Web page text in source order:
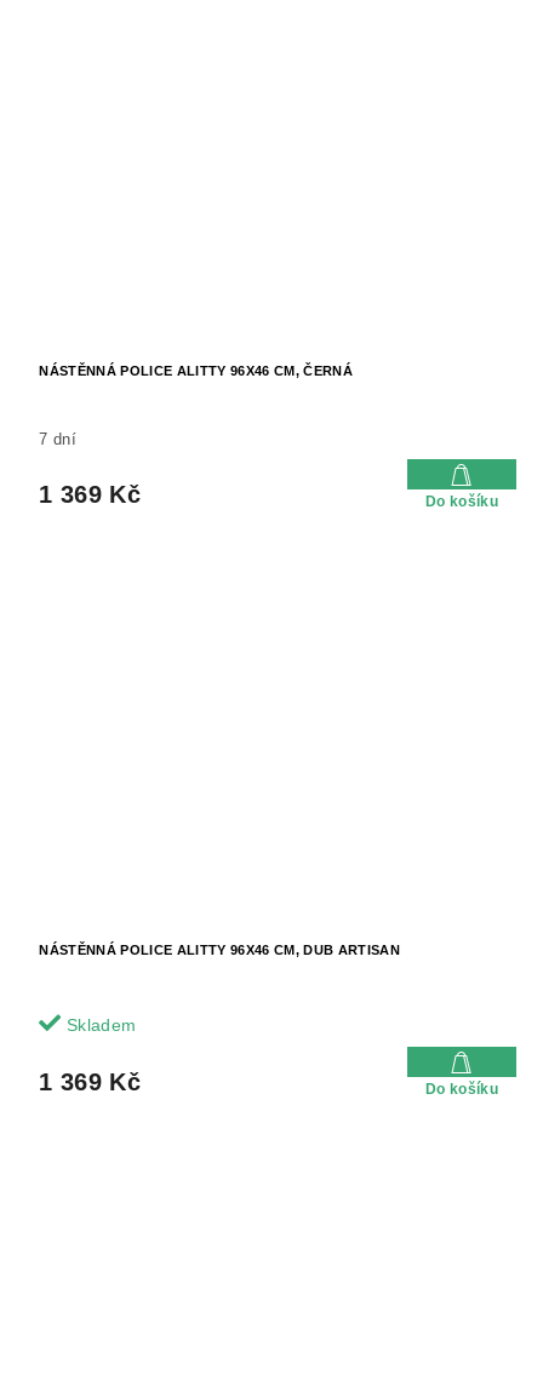
NÁSTĚNNÁ POLICE ALITTY 96X46 CM, ČERNÁ
7 dní
1 369 Kč Do košíku
NÁSTĚNNÁ POLICE ALITTY 96X46 CM, DUB ARTISAN
Skladem
1 369 Kč Do košíku